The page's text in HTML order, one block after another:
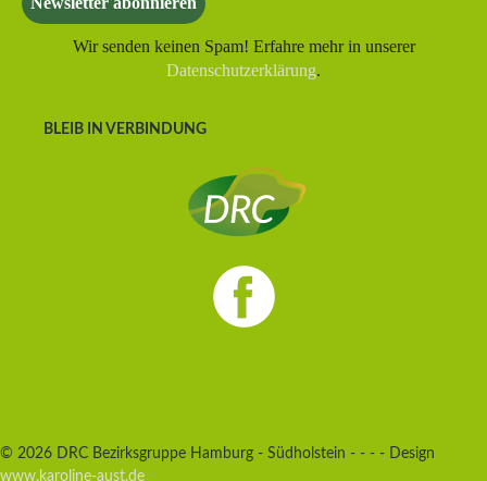
Wir senden keinen Spam! Erfahre mehr in unserer
Datenschutzerklärung.
BLEIB IN VERBINDUNG
© 2026 DRC Bezirksgruppe Hamburg - Südholstein - - - - Design
www.karoline-aust.de